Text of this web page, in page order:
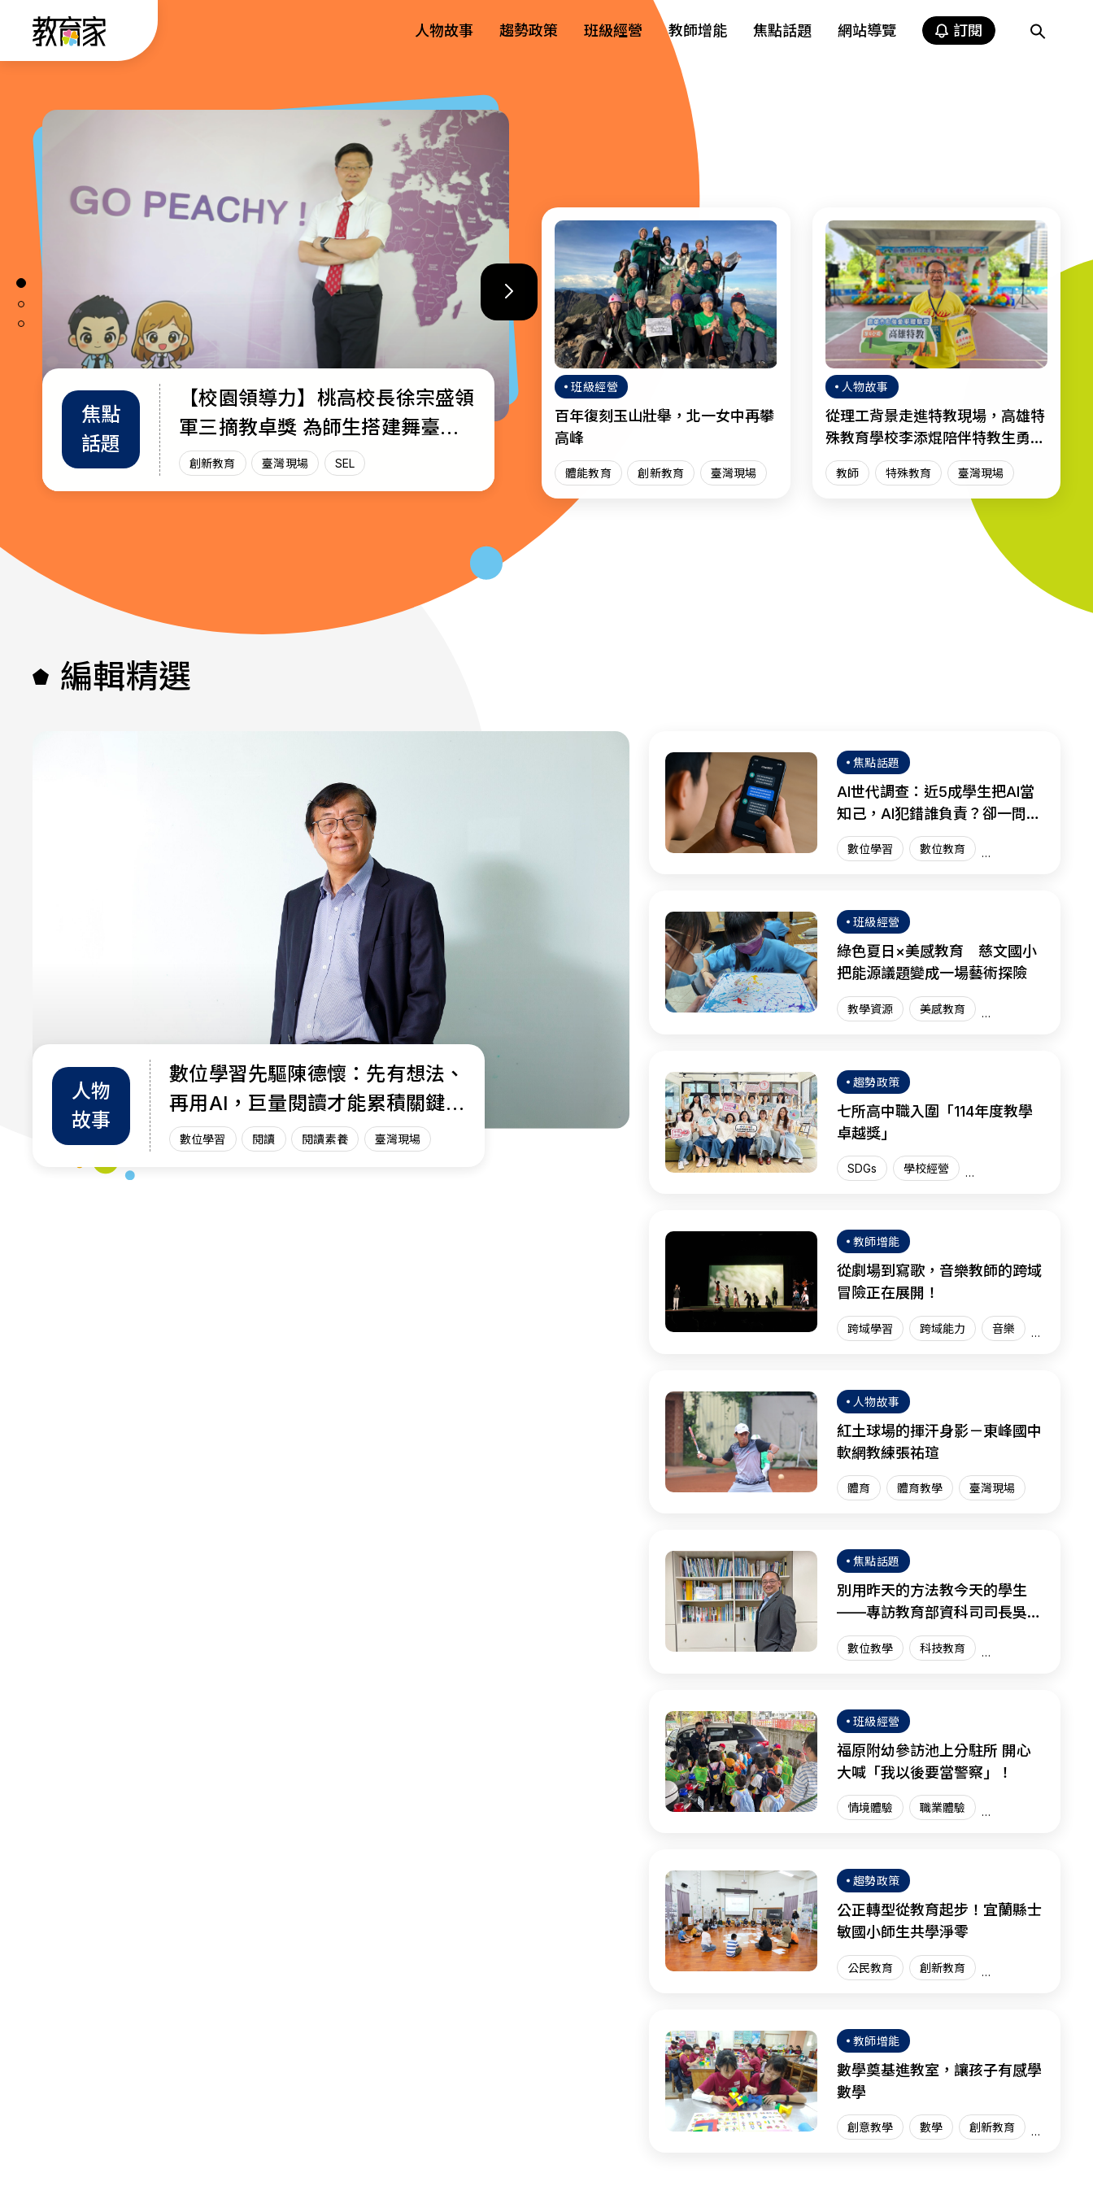
人物故事 趨勢政策 班級經營 教師增能 焦點話題 網站導覽 訂閱
焦點
話題
【校園領導力】桃高校長徐宗盛領
軍三摘教卓獎 為師生搭建舞臺綻
放光芒
創新教育 臺灣現場 SEL
教師
增能
教育部首辦「大專院校通識教育教
師交流工作坊」 共創AI與永續未
來課堂
創新教育 臺灣現場 AI教育
趨勢
政策
退而不休，無私奉獻─教育部公布
115年教育奉獻獎獲獎名單
教師 教育奉獻獎 臺灣現場
班級經營
百年復刻玉山壯舉，北一女中再攀
高峰
體能教育 創新教育 臺灣現場
人物故事
從理工背景走進特教現場，高雄特
殊教育學校李添焜陪伴特教生勇敢
迎向人生
教師 特殊教育 臺灣現場
編輯精選
人物
故事
數位學習先驅陳德懷：先有想法、
再用AI，巨量閱讀才能累積關鍵能
力數位學習 閱讀 閱讀素養 臺灣現場
焦點話題
AI世代調查：近5成學生把AI當
知己，AI犯錯誰負責？卻一問三
不知
數位學習 數位教育
班級經營
綠色夏日×美感教育 慈文國小
把能源議題變成一場藝術探險
教學資源 美感教育
趨勢政策
七所高中職入圍「114年度教學
卓越獎」
SDGs 學校經營
教師增能
從劇場到寫歌，音樂教師的跨域
冒險正在展開！
跨域學習 跨域能力 音樂
人物故事
紅土球場的揮汗身影－東峰國中
軟網教練張祐瑄
體育 體育教學 臺灣現場
焦點話題
別用昨天的方法教今天的學生
——專訪教育部資科司司長吳穎
沺
數位教學 科技教育
臺灣現場
班級經營
福原附幼參訪池上分駐所 開心
大喊「我以後要當警察」！
情境體驗 職業體驗
臺灣現場
趨勢政策
公正轉型從教育起步！宜蘭縣士
敏國小師生共學淨零
公民教育 創新教育
教師增能
數學奠基進教室，讓孩子有感學
數學
創意教學 數學 創新教育